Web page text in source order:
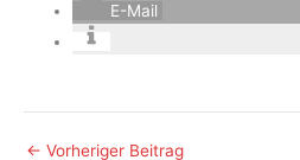
E-Mail
← Vorheriger Beitrag